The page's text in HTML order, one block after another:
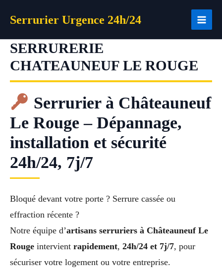
Serrurier Urgence 24h/24
SERRURERIE
CHATEAUNEUF LE ROUGE
Serrurier à Châteauneuf
Le Rouge – Dépannage,
installation et sécurité
24h/24, 7j/7
Bloqué devant votre porte ? Serrure cassée ou
effraction récente ?
Notre équipe d’artisans serruriers à Châteauneuf Le
Rouge intervient rapidement, 24h/24 et 7j/7, pour
sécuriser votre logement ou votre entreprise.